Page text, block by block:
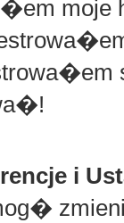
moje
i